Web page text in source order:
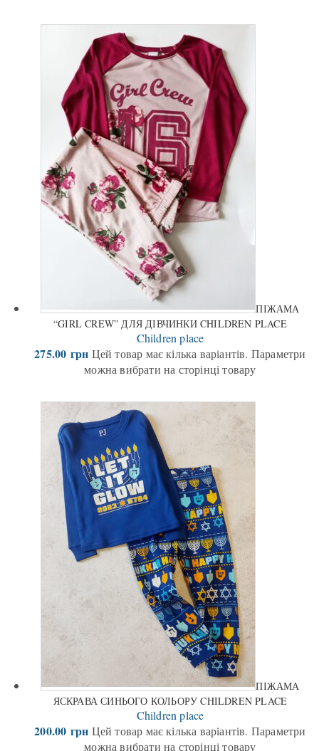
ПІЖАМА
“GIRL CREW” ДЛЯ ДІВЧИНКИ CHILDREN PLACE
Children place
275.00 грн Цей товар має кілька варіантів. Параметри
можна вибрати на сторінці товару
ПІЖАМА
ЯСКРАВА СИНЬОГО КОЛЬОРУ CHILDREN PLACE
Children place
200.00 грн Цей товар має кілька варіантів. Параметри
можна вибрати на сторінці товару